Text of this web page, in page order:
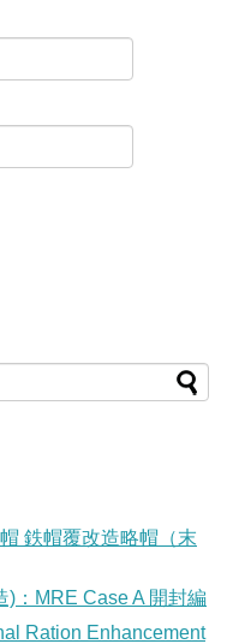
鉄帽覆改造略帽（末
)：MRE Case A 開封編
Ration Enhancement